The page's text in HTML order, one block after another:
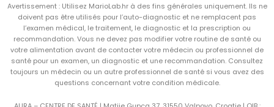
Avertissement : Utilisez MarioLab.hr à des fins générales uniquement. Ils ne
doivent pas être utilisés pour l’auto-diagnostic et ne remplacent pas
l’examen médical, le traitement, le diagnostic et la prescription ou
recommandation. Vous ne devez pas modifier votre routine de santé ou
votre alimentation avant de contacter votre médecin ou professionnel de
santé pour un examen, un diagnostic et une recommandation. Consultez
toujours un médecin ou un autre professionnel de santé si vous avez des
questions concernant votre condition médicale.